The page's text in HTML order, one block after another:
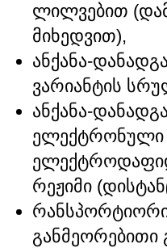
ლილვებით
მიხედვით),
ანქანა-
ვარიანტის
ანქანა-
ელექტრონული
რეჟიმი
განმეორებითი